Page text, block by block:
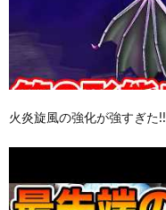
火炎旋風の強化が強すぎた!!